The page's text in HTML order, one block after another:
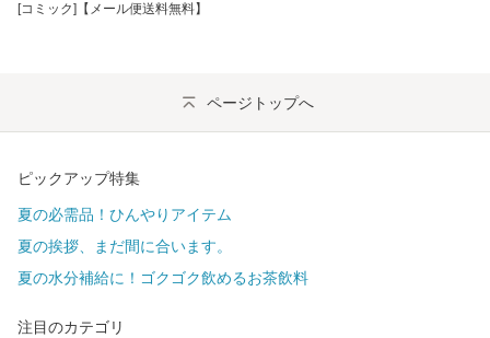
[コミック]【メール便送料無料】
ページトップへ
ピックアップ特集
夏の必需品！ひんやりアイテム
夏の挨拶、まだ間に合います。
夏の水分補給に！ゴクゴク飲めるお茶飲料
注目のカテゴリ